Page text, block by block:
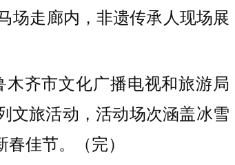
场走廊内，非遗传承人现场展
齐市文化广播电视和旅游局
文旅活动，活动场次涵盖冰雪
佳节。（完）